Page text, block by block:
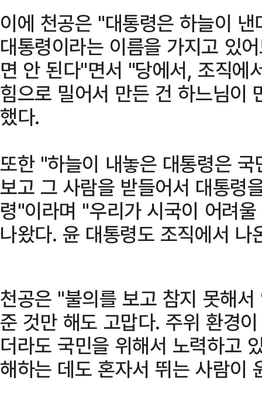
이에 천공은 "대통령은 하늘이
대통령이라는 이름을 가지고 있
면 안 된다"면서 "당에서, 조직에
힘으로 밀어서 만든 건 하느님이
했다.
또한 "하늘이 내놓은 대통령은
보고 그 사람을 받들어서 대통령
령"이라며 "우리가 시국이 어려
나왔다. 윤 대통령도 조직에서
천공은 "불의를 보고 참지 못해
준 것만 해도 고맙다. 주위 환경
더라도 국민을 위해서 노력하고
해하는 데도 혼자서 뛰는 사람이